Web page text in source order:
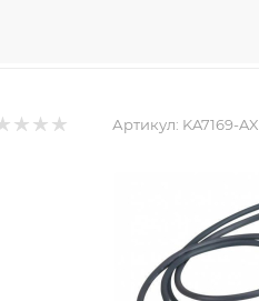
Артикул: KA7169-AX